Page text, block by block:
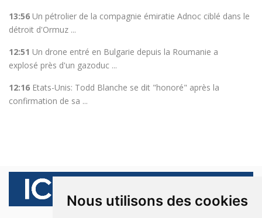
Nous utilisons des cookies
13:56 Un pétrolier de la compagnie émiratie Adnoc ciblé dans le
détroit d'Ormuz ...
12:51 Un drone entré en Bulgarie depuis la Roumanie a
explosé près d'un gazoduc ...
12:16 Etats-Unis: Todd Blanche se dit "honoré" après la
confirmation de sa ...